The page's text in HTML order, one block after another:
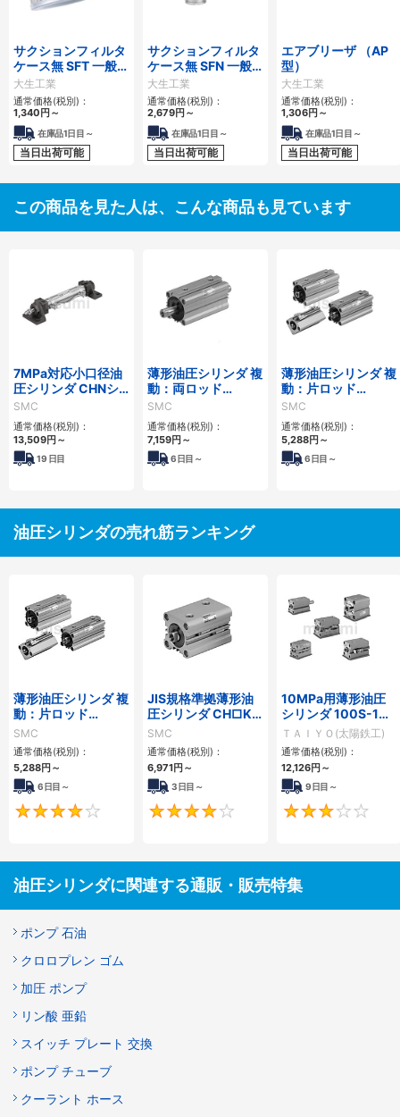
サクションフィルタ
ケース無 SFT 一般作
動油用
大生工業
通常価格(税別)：
1,340円～
在庫品1日目～
当日出荷可能
サクションフィルタ
ケース無 SFN 一般
作動油用
大生工業
通常価格(税別)：
2,679円～
在庫品1日目～
当日出荷可能
エアブリーザ （AP
型）
大生工業
通常価格(税別)：
1,306円～
在庫品1日目～
当日出荷可能
この商品を見た人は、こんな商品も見ています
7MPa対応小口径油
圧シリンダ CHNシ
リーズ
SMC
通常価格(税別)：
13,509円～
19 日目
薄形油圧シリンダ 複
動：両ロッド
CH□QWBシリーズ
SMC
通常価格(税別)：
7,159円～
6日目～
薄形油圧シリンダ 複
動：片ロッド
CH□QBシリーズ
SMC
通常価格(税別)：
5,288円～
6日目～
油圧シリンダの売れ筋ランキング
薄形油圧シリンダ 複
動：片ロッド
CH□QBシリーズ
SMC
通常価格(税別)：
5,288円～
6日目～
4
JIS規格準拠薄形油
圧シリンダ CH□KD
シリーズ
SMC
通常価格(税別)：
6,971円～
3日目～
4
10MPa用薄形油圧
シリンダ 100S-1シ
リーズ
ＴＡＩＹＯ(太陽鉄工)
通常価格(税別)：
12,126円～
9日目～
油圧シリンダに関連する通販・販売特集
ポンプ 石油
クロロプレン ゴム
加圧 ポンプ
リン酸 亜鉛
スイッチ プレート 交換
ポンプ チューブ
クーラント ホース